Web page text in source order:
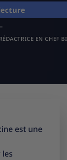
EN CHEF
est une